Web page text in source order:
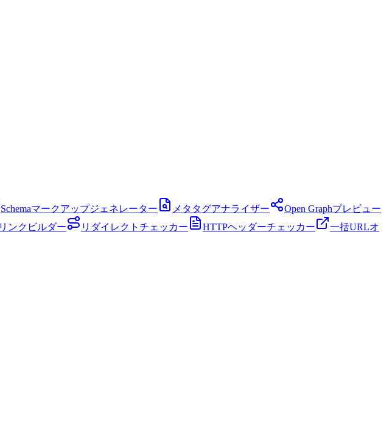
Schemaマークアップジェネレーター メタタグアナライザー
Open Graphプレビュー
ンクビルダー リダイレクトチェッカー HTTPヘッダーチェッカー
一括URLオ